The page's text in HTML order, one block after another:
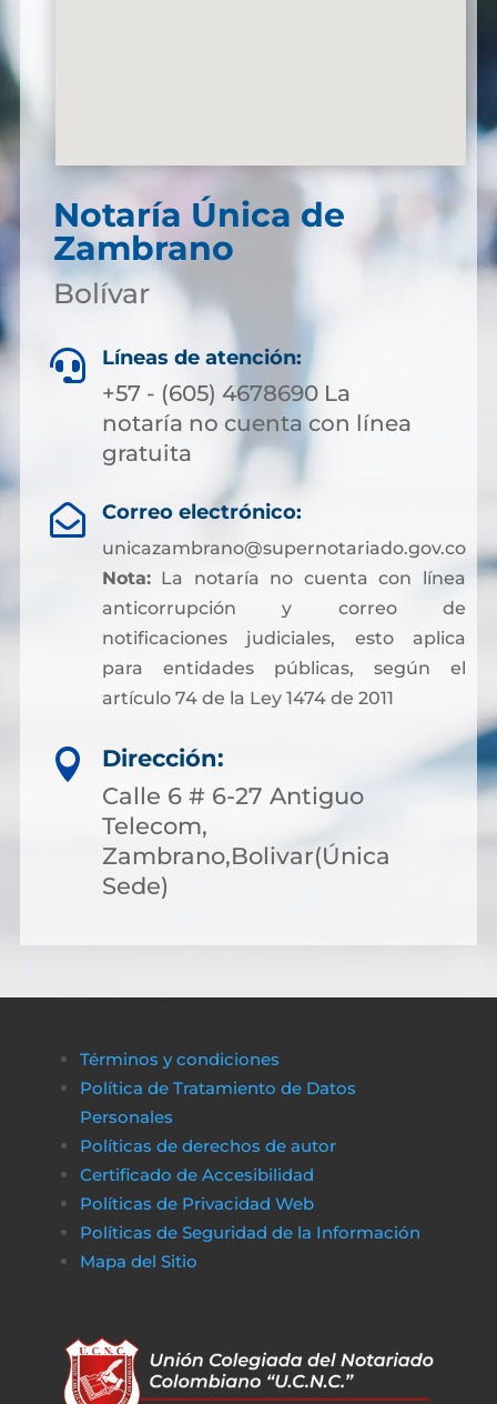
Notaría Única de
Zambrano
Bolívar
 Líneas de atención:
+57 - (605) 4678690 La
notaría no cuenta con línea
gratuita
 Correo electrónico:
unicazambrano@supernotariado.gov.co
Nota:La notaría no cuenta con línea
anticorrupción y correo de
notificaciones judiciales, esto aplica
para entidades públicas, según el
artículo 74 de la Ley 1474 de 2011

Dirección:
Calle 6 # 6-27 Antiguo
Telecom,
Zambrano,Bolivar(Única
Sede)
Términos y condiciones
Política de Tratamiento de Datos
Personales
Políticas de derechos de autor
Certificado de Accesibilidad
Políticas de Privacidad Web
Políticas de Seguridad de la Información
Mapa del Sitio